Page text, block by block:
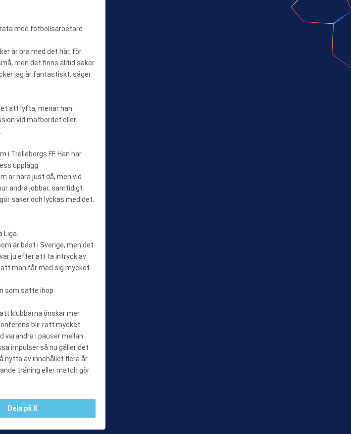
med fotbollsarbetare
är bra med det här, för
men det finns alltid saker
jag är fantastiskt, säger
att lyfta, menar han.
vid matbordet eller
i Trelleborgs FF. Han har
upplägg:
är nära just då, men vid
andra jobbar, samtidigt
saker och lyckas med det.
är bäst i Sverige, men det
ju efter att ta intryck av
man får med sig mycket.
som satte ihop
klubbarna önskar mer
blir rätt mycket
varandra i pauser mellan
impulser så nu gäller det
nytta av innehållet flera år
träning eller match gör
Dela på X